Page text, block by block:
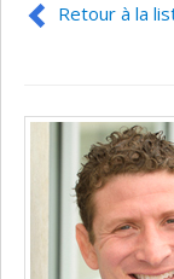
Retour à la